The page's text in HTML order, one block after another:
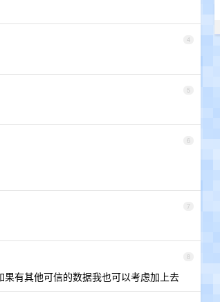
4
5
6
7
8
有其他可信的数据我也可以考虑加上去